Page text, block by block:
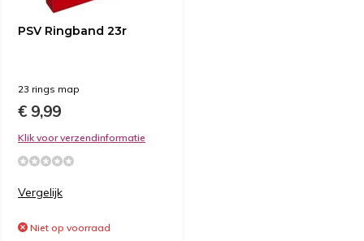
PSV Ringband 23r
23 rings map
€ 9,99
Klik voor verzendinformatie
Vergelijk
Niet op voorraad